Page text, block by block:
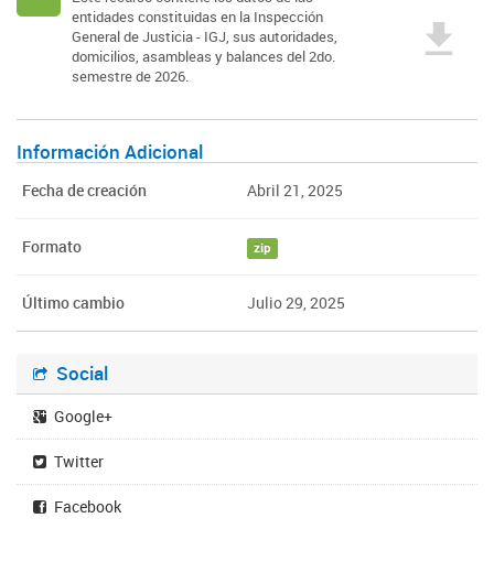
entidades constituidas en la Inspección
General de Justicia - IGJ, sus autoridades,
domicilios, asambleas y balances del 2do.
semestre de 2026.
Información Adicional
Fecha de creación Abril 21, 2025
Formato zip
Último cambio Julio 29, 2025
Social
Google+
Twitter
Facebook